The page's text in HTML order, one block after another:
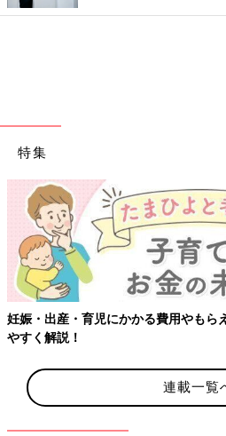
特集
妊娠・出産・育児にかかる費用やもら
やすく解説！
連載一覧